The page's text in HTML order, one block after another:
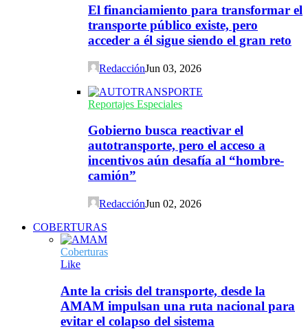
El financiamiento para transformar el
transporte público existe, pero
acceder a él sigue siendo el gran reto
RedacciónJun 03, 2026
Reportajes Especiales
Gobierno busca reactivar el
autotransporte, pero el acceso a
incentivos aún desafía al “hombre-
camión”
RedacciónJun 02, 2026
COBERTURAS
Coberturas
Like
Ante la crisis del transporte, desde la
AMAM impulsan una ruta nacional para
evitar el colapso del sistema